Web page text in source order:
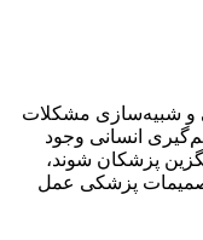
و شبیه‌سازی مشکلات
انسانی وجود
پزشکان شوند،
تصمیمات پزشکی عمل